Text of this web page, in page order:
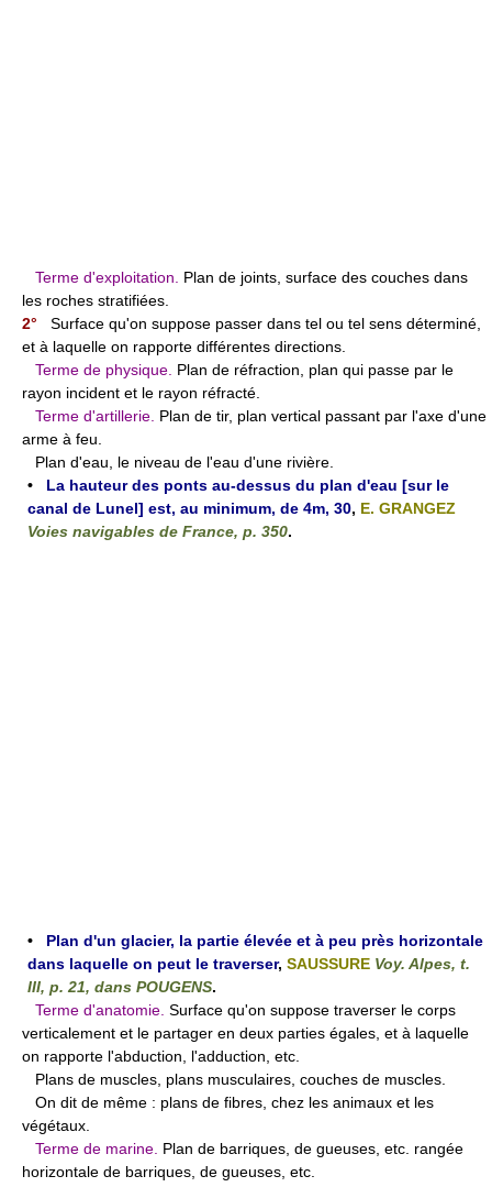
Terme d'exploitation.
Plan de joints, surface des couches dans
les roches stratifiées.
2° Surface qu'on suppose passer dans tel ou tel sens déterminé,
et à laquelle on rapporte différentes directions.
Terme de physique. Plan de réfraction, plan qui passe par le
rayon incident et le rayon réfracté.
Terme d'artillerie. Plan de tir, plan vertical passant par l'axe d'une
arme à feu.
Plan d'eau, le niveau de l'eau d'une rivière.
• La hauteur des ponts au-dessus du plan d'eau [sur le
canal de Lunel] est, au minimum, de 4m, 30, E. GRANGEZ
Voies navigables de France, p. 350.
• Plan d'un glacier, la partie élevée et à peu près horizontale
dans laquelle on peut le traverser, SAUSSURE Voy. Alpes, t.
III, p. 21, dans POUGENS.
Terme d'anatomie. Surface qu'on suppose traverser le corps
verticalement et le partager en deux parties égales, et à laquelle
on rapporte l'abduction, l'adduction, etc.
Plans de muscles, plans musculaires, couches de muscles.
On dit de même : plans de fibres, chez les animaux et les
végétaux.
Terme de marine. Plan de barriques, de gueuses, etc. rangée
horizontale de barriques, de gueuses, etc.